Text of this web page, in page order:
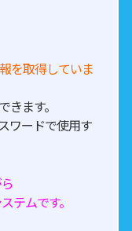
を取得していま
ます。
ワードで使用す
テムです。